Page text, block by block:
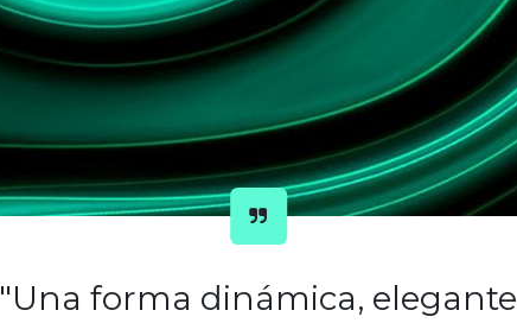
"Una forma dinámica, elegante